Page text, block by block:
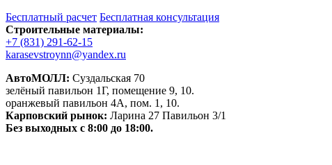
Бесплатный расчет Бесплатная консультация
Строительные материалы:
+7 (831) 291-62-15
karasevstroynn@yandex.ru
АвтоМОЛЛ: Суздальская 70
зелёный павильон 1Г, помещение 9, 10.
оранжевый павильон 4А, пом. 1, 10.
Карповский рынок: Ларина 27 Павильон 3/1
Без выходных с 8:00 до 18:00.